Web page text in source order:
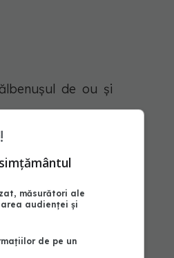
de ou și
dacă provine din
“Nicio masă fără
Mihaela Bilic
măsurători ale
audienței și
de pe un